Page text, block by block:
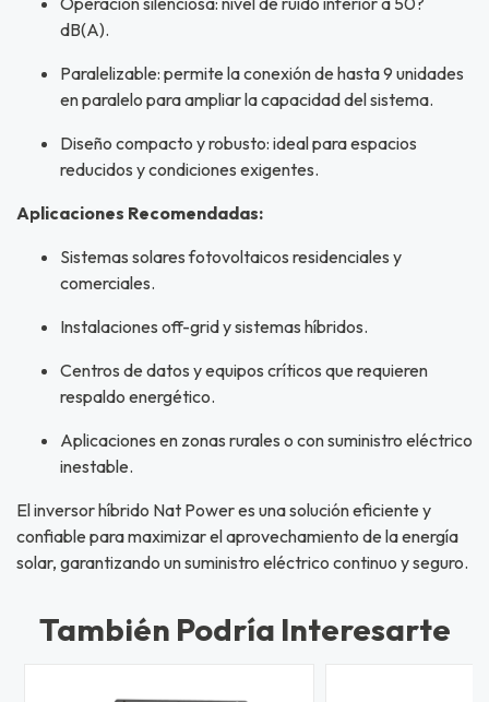
dB(A).
Paralelizable: permite la conexión de hasta 9 unidades
en paralelo para ampliar la capacidad del sistema.
Diseño compacto y robusto: ideal para espacios
reducidos y condiciones exigentes.
Aplicaciones Recomendadas:
Sistemas solares fotovoltaicos residenciales y
comerciales.
Instalaciones off-grid y sistemas híbridos.
Centros de datos y equipos críticos que requieren
respaldo energético.
Aplicaciones en zonas rurales o con suministro eléctrico
inestable.
El inversor híbrido Nat Power es una solución eficiente y
confiable para maximizar el aprovechamiento de la energía
solar, garantizando un suministro eléctrico continuo y seguro.
También Podría Interesarte